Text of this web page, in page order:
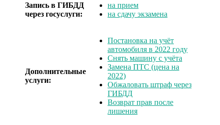
Запись в ГИБДД
через госуслуги:
на прием
на сдачу экзамена
Дополнительные
услуги:
Постановка на учёт
автомобиля в 2022 году
Снять машину с учёта
Замена ПТС (цена на
2022)
Обжаловать штраф через
ГИБДД
Возврат прав после
лишения